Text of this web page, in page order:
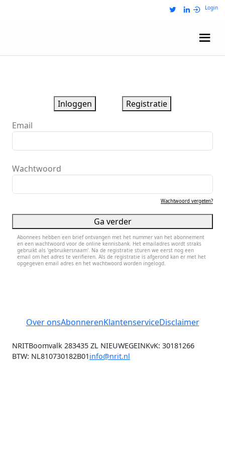
Login
Inloggen
Registratie
Email
Wachtwoord
Wachtwoord vergeten?
Ga verder
Abonnees hebben een brief ontvangen met het nummer van het abonnement
en een wachtwoord voor de online kennisbank. Het emailadres wordt straks
gebruikt als 'gebruikersnaam'. Na de registratie sturen we eerst nog een
email om het adres te verifieren. Als de registratie is afgerond kan er met het
opgegeven email adres en het wachtwoord worden ingelogd.
Over onsAbonnerenKlantenserviceDisclaimer
NRITBoomvalk 283435 ZL NIEUWEGEINKvK: 30181266
BTW: NL810730182B01info@nrit.nl